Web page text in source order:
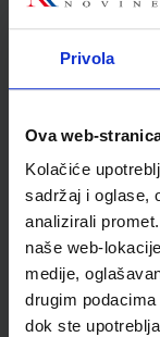
Privola
Ova web-
Kolačiće
sadržaj i oglase,
analizirali
naše web-
medije,
drugim
dok ste
Autor(i):
Danijel
Nakladnik:
Udžbenik
GEA 1; radna
osnovne škole
Autor(i):
Danijel
Nakladnik:
DOM